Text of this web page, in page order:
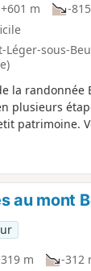
+601 m
-
Léger-sous-
la randonnée
plusieurs
patrimoine.
et des
au mont
m
-312